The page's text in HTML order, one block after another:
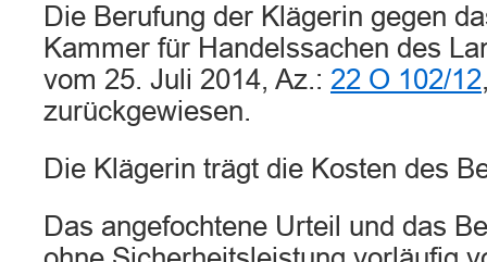
Die Berufung der Klägerin gegen
Kammer für Handelssachen des
vom 25. Juli 2014, Az.: 22 O 102/12
zurückgewiesen.
Die Klägerin trägt die Kosten des
Das angefochtene Urteil und das